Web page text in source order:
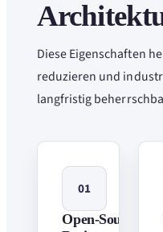
Diese Eigenschaften
reduzieren und
langfristig
01
Open-Source-